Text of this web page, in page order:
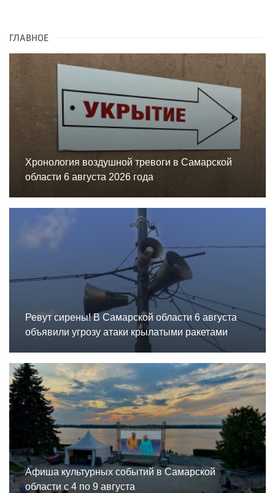
ГЛАВНОЕ
Хронология воздушной тревоги в Самарской
области 6 августа 2026 года
Ревут сирены! В Самарской области 6 августа
объявили угрозу атаки крылатыми ракетами
Афиша культурных событий в Самарской
области с 4 по 9 августа